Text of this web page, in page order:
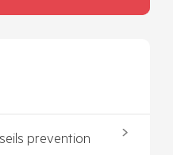
prevention